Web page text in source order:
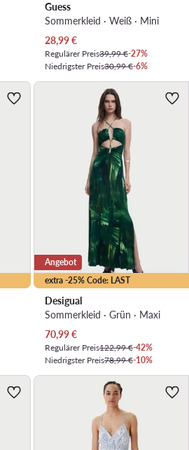
Guess
Sommerkleid · Weiß · Mini
Aktueller Preis
28,99€
Regulärer Preis39,99 €-27%
Niedrigster Preis30,99 €-6%
extra -25% Code: LAST
Angebot
Desigual
Sommerkleid · Grün · Maxi
Aktueller Preis
70,99€
Regulärer Preis122,99 €-42%
Niedrigster Preis78,99 €-10%